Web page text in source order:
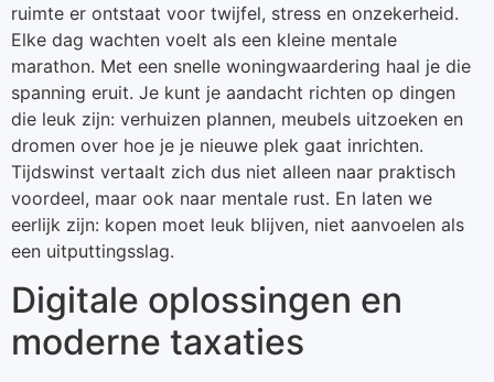
ruimte er ontstaat voor twijfel, stress en onzekerheid.
Elke dag wachten voelt als een kleine mentale
marathon. Met een snelle woningwaardering haal je die
spanning eruit. Je kunt je aandacht richten op dingen
die leuk zijn: verhuizen plannen, meubels uitzoeken en
dromen over hoe je je nieuwe plek gaat inrichten.
Tijdswinst vertaalt zich dus niet alleen naar praktisch
voordeel, maar ook naar mentale rust. En laten we
eerlijk zijn: kopen moet leuk blijven, niet aanvoelen als
een uitputtingsslag.
Digitale oplossingen en
moderne taxaties